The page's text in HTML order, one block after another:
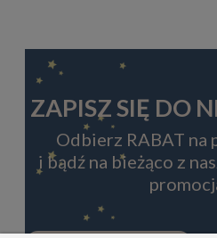
ZAPISZ SIĘ DO
Odbierz RABAT na
i bądź na bieżąco z